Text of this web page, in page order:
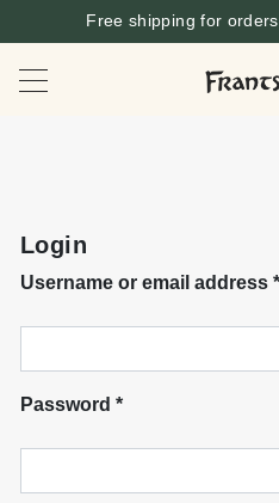
Free shipping for
Login
Username or email address *
Password *